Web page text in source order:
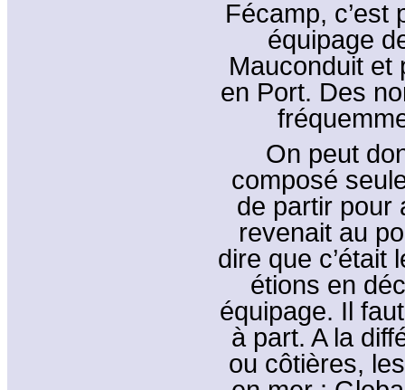
Fécamp, c’est
équipage
Mauconduit et
en Port. Des
On peut
composé
de partir pour
revenait au
dire que c’était
étions en
équipage. Il
à part. A la
ou côtières,